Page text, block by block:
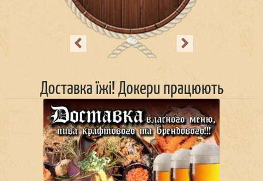
Previous Next
Доставка їжі! Докери працюють